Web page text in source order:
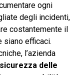
ogni
degli incidenti,
costantemente il
siano efficaci.
l’azienda
delle